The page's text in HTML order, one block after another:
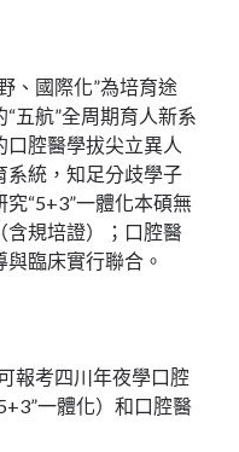
、國際化”為培育途
五航”全周期育人新系
腔醫學拔尖立異人
系統，知足分歧學子
“5+3”一體化本碩無
含規培證）；口腔醫
臨床實行聯合。
報考四川年夜學口腔
一體化）和口腔醫